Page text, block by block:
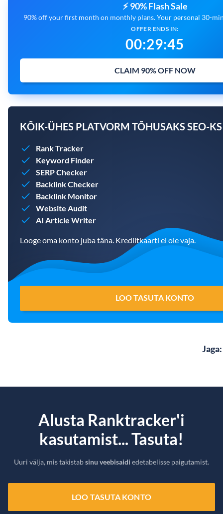
⚡ 90% Flash Sale
90% off your first month on monthly plans. Your personal 30-
OFFER ENDS IN:
00:29:44
CLAIM 90% OFF NOW
KÕIK-ÜHES PLATVORM TÕHUSAKS SEO-KS
Rank Tracker
Keyword Finder
SERP Checker
Backlink Checker
Backlink Monitor
Website Audit
AI Article Writer
Looge oma konto juba täna. Krediitkaarti ei ole vaja.
LOO TASUTA KONTO
Jaga:
Alusta Ranktracker'i
kasutamist... Tasuta!
Uuri välja, mis takistabsinu veebisaidi edetabelisse paigutamist.
LOO TASUTA KONTO